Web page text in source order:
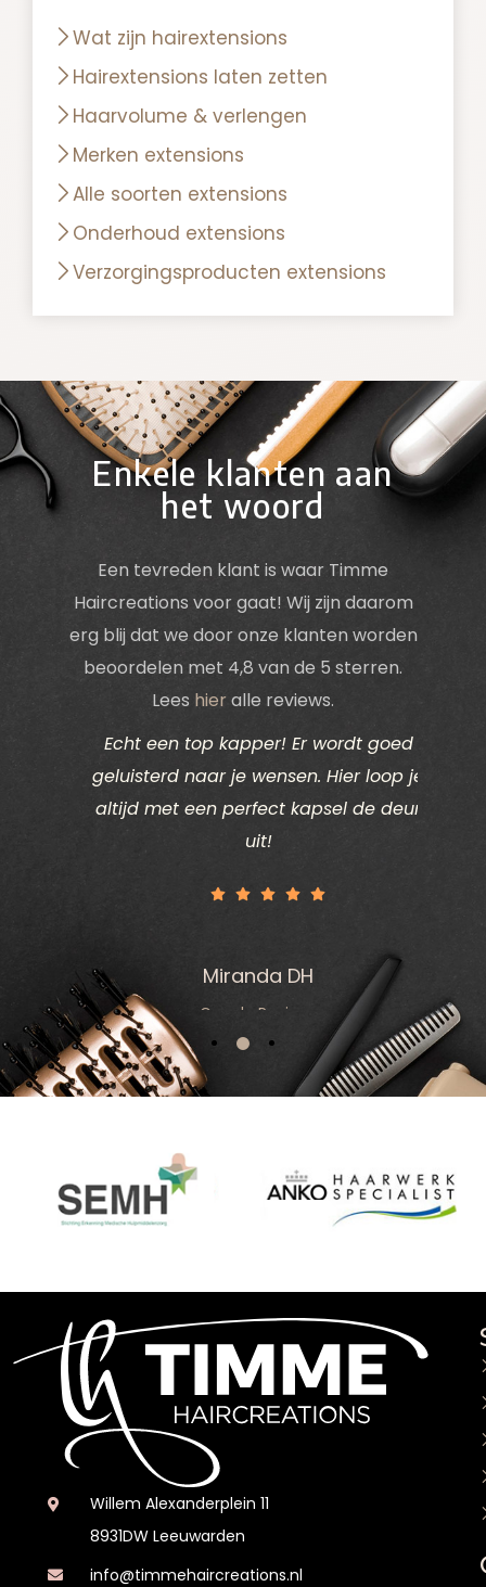
Wat zijn hairextensions
Hairextensions laten zetten
Haarvolume & verlengen
Merken extensions
Alle soorten extensions
Onderhoud extensions
Verzorgingsproducten extensions
Enkele klanten aan
het woord
Een tevreden klant is waar Timme
Haircreations voor gaat! Wij zijn daarom
erg blij dat we door onze klanten worden
beoordelen met 4,8 van de 5 sterren.
Lees hieralle reviews.
Miranda DH
Google Reviews
Echt een top kapper! Er wordt goed
geluisterd naar je wensen. Hier loop je
altijd met een perfect kapsel de deur
uit!
Willem Alexanderplein 11
8931DW Leeuwarden
info@timmehaircreations.nl